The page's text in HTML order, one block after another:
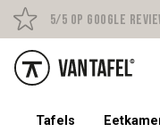
5/5 op Google
5%
Tafels